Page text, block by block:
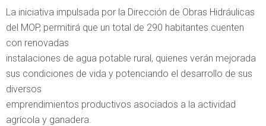
La iniciativa impulsada por la Dirección de Obras Hidráulicas
del MOP, permitirá que un total de 290 habitantes cuenten
con renovadas
instalaciones de agua potable rural, quienes verán mejorada
sus condiciones de vida y potenciando el desarrollo de sus
diversos
emprendimientos productivos asociados a la actividad
agrícola y ganadera.